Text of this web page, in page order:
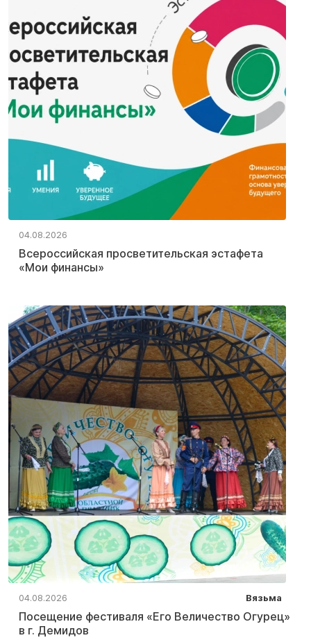
04.08.2026
Всероссийская просветительская эстафета
«Мои финансы»
04.08.2026 Вязьма
Посещение фестиваля «Его Величество Огурец»
в г. Демидов